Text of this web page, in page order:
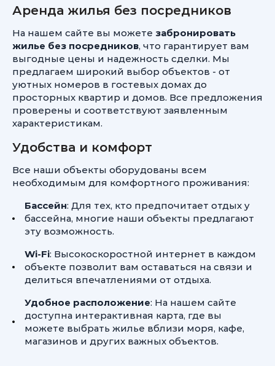
Аренда жилья без посредников
На нашем сайте вы можете забронировать
жилье без посредников, что гарантирует вам
выгодные цены и надежность сделки. Мы
предлагаем широкий выбор объектов - от
уютных номеров в гостевых домах до
просторных квартир и домов. Все предложения
проверены и соответствуют заявленным
характеристикам.
Удобства и комфорт
Все наши объекты оборудованы всем
необходимым для комфортного проживания:
Бассейн: Для тех, кто предпочитает отдых у
бассейна, многие наши объекты предлагают
эту возможность.
Wi-Fi: Высокоскоростной интернет в каждом
объекте позволит вам оставаться на связи и
делиться впечатлениями от отдыха.
Удобное расположение: На нашем сайте
доступна интерактивная карта, где вы
можете выбрать жилье вблизи моря, кафе,
магазинов и других важных объектов.